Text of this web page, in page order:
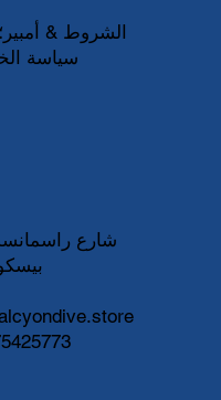
الشروط &
سياسة
شارع
15848